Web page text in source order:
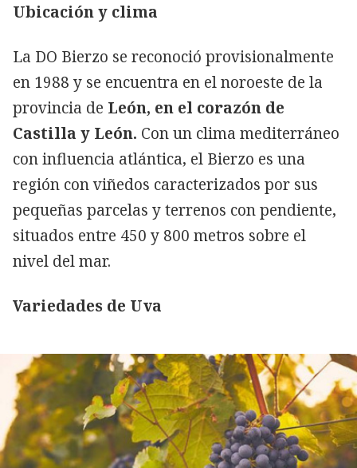
Ubicación y clima
La DO Bierzo se reconoció provisionalmente
en 1988 y se encuentra en el noroeste de la
provincia de León, en el corazón de
Castilla y León. Con un clima mediterráneo
con influencia atlántica, el Bierzo es una
región con viñedos caracterizados por sus
pequeñas parcelas y terrenos con pendiente,
situados entre 450 y 800 metros sobre el
nivel del mar.
Variedades de Uva